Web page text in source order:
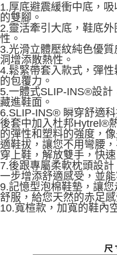
1.厚底避震緩衝中底，
的雙腳。
2.靈活牽引大底，鞋底
性。
3.光滑立體壓紋純色優
洞增添散熱性。
4.鬆緊帶套入款式，彈
的包覆力。
5.一體式SLIP-INS®設
藏進鞋面。
6.SLIP-INS® 瞬穿舒適
後套中加入杜邦Hytrel®
的彈性和塑料的強度，
適鞋拔，讓您不用彎腰
穿上鞋，解放雙手，快速
7.後跟專屬柔軟枕頭設
一步增添舒適感受，並
9.記憶型泡棉鞋墊，讓
舒服，給您天然的赤足感
10.寬楦款，加寬的鞋內